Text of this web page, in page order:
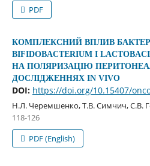
PDF
КОМПЛЕКСНИЙ ВПЛИВ
BIFIDOBACTERIUM І
НА ПОЛЯРИЗАЦІЮ
ДОСЛІДЖЕННЯХ IN VIVO
DOI: https://doi.org/10.15407/
Н.Л. Черемшенко, Т.В. Симчич, С.В.
118-126
PDF (English)